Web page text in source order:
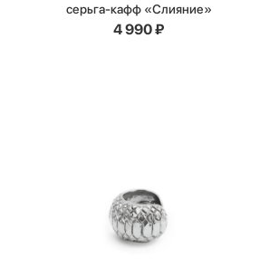
серьга-кафф «Слияние»
4 990₽